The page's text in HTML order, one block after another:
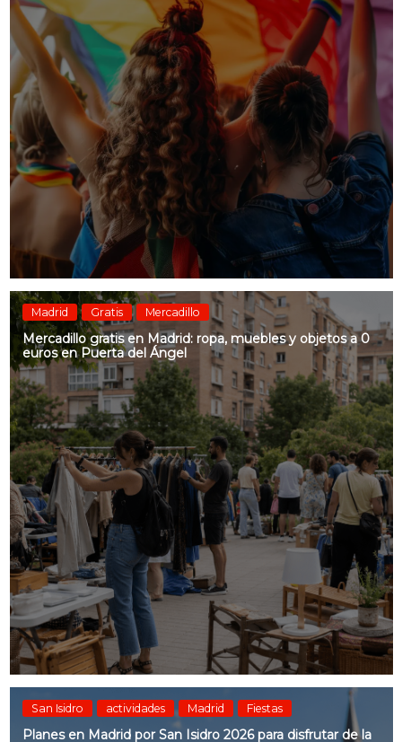
Madrid Gratis Mercadillo
Mercadillo gratis en Madrid: ropa, muebles y objetos a 0
euros en Puerta del Ángel
San Isidro actividades Madrid Fiestas
Planes en Madrid por San Isidro 2026 para disfrutar de la